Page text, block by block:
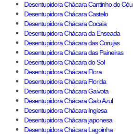
Desentupidora Chácara Cantinho do Céu
Desentupidora Chácara Castelo
Desentupidora Chácara Cocaia
Desentupidora Chácara da Enseada
Desentupidora Chácara das Corujas
Desentupidora Chácara das Paineiras
Desentupidora Chácara do Sol
Desentupidora Chácara Flora
Desentupidora Chácara Florida
Desentupidora Chácara Gaivota
Desentupidora Chácara Galo Azul
Desentupidora Chácara Inglesa
Desentupidora Chácara japonesa
Desentupidora Chácara Lagoinha